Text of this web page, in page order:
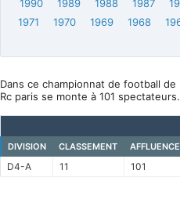
1990
1989 1988 1987
1971
1970 1969 1968
Dans ce championnat de football
Rc paris se monte à 101 spectateurs.
DIVISION
CLASSEMENT
D4-A 11 101